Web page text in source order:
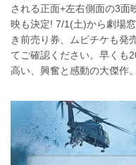
される正面+左右側面の3面
映も決定! 7/1(土)から劇場
き前売り券、ムビチケも発
てご確認ください。早くも
高い、興奮と感動の大傑作